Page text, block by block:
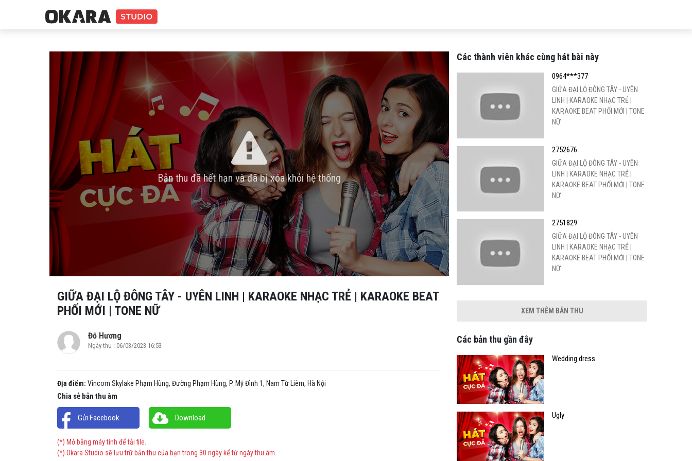
Bản thu đã hết hạn và đã bị xóa khỏi hệ thống
GIỮA ĐẠI LỘ ĐÔNG TÂY - UYÊN LINH | KARAOKE NHẠC TRẺ | KARAOKE BEAT
PHỐI MỚI | TONE NỮ
Đỗ Hương
Ngày thu : 06/03/2023 16:53
Địa điểm: Vincom Skylake Phạm Hùng, Đường Phạm Hùng, P. Mỹ Đình 1, Nam Từ Liêm, Hà Nội
Chia sẻ bản thu âm
Gửi Facebook Download
(*) Mở bằng máy tính để tải file.
(*) Okara Studio sẽ lưu trữ bản thu của bạn trong 30 ngày kể từ ngày thu âm.
Các thành viên khác cùng hát bài này
0964***377
GIỮA ĐẠI LỘ ĐÔNG TÂY - UYÊN
LINH | KARAOKE NHẠC TRẺ |
KARAOKE BEAT PHỐI MỚI | TONE
NỮ
2752676
GIỮA ĐẠI LỘ ĐÔNG TÂY - UYÊN
LINH | KARAOKE NHẠC TRẺ |
KARAOKE BEAT PHỐI MỚI | TONE
NỮ
2751829
GIỮA ĐẠI LỘ ĐÔNG TÂY - UYÊN
LINH | KARAOKE NHẠC TRẺ |
KARAOKE BEAT PHỐI MỚI | TONE
NỮ
XEM THÊM BẢN THU
Các bản thu gần đây
Wedding dress
Ugly